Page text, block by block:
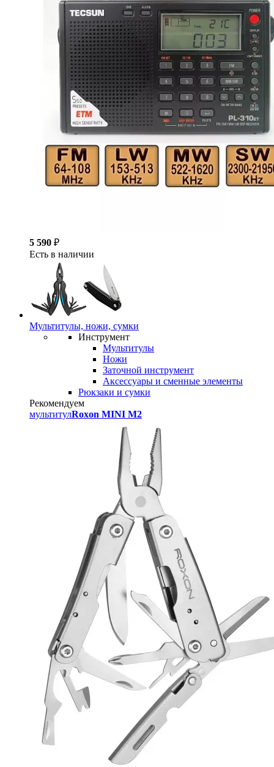
5 590 ₽
Есть в наличии
Мультитулы, ножи, сумки
Инструмент
Мультитулы
Ножи
Заточной инструмент
Аксессуары и сменные элементы
Рюкзаки и сумки
Рекомендуем
мультитулRoxon MINI M2